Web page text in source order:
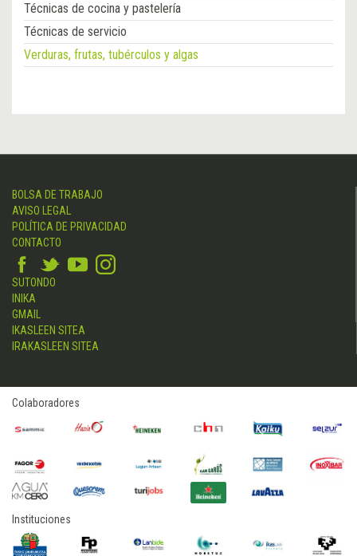
Técnicas de cocina y pastelería
Técnicas de servicio
Verduras, frutas, tubérculos y algas
BOLSA DE TRABAJO
AVISO LEGAL
POLÍTICA DE PRIVACIDAD
CONTACTO
SUTONDO
INIKA
GMAIL
IKASLEEN SITEA
IRAKASLEEN SITEA
Colaboradores
Instituciones